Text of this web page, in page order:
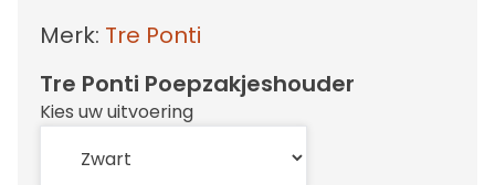
Merk: Tre Ponti
Tre Ponti Poepzakjeshouder
Kies uw uitvoering